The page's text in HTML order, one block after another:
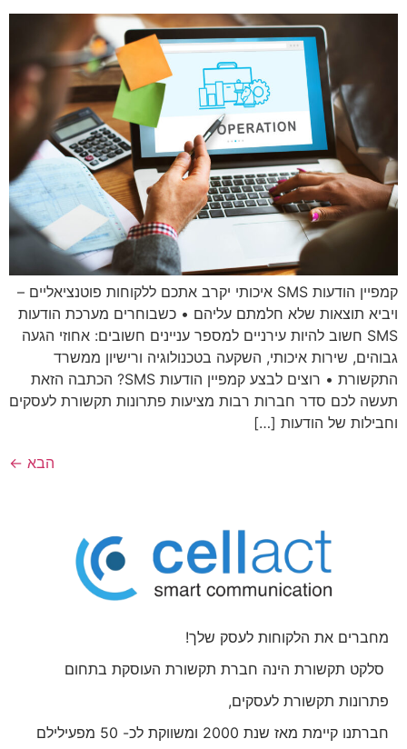
קמפיין הודעות SMS איכותי יקרב אתכם ללקוחות פוטנציאליים –
ויביא תוצאות שלא חלמתם עליהם • כשבוחרים מערכת הודעות
SMS חשוב להיות עירניים למספר עניינים חשובים: אחוזי הגעה
גבוהים, שירות איכותי, השקעה בטכנולוגיה ורישיון ממשרד
התקשורת • רוצים לבצע קמפיין הודעות SMS? הכתבה הזאת
תעשה לכם סדר חברות רבות מציעות פתרונות תקשורת לעסקים
וחבילות של הודעות […]
הבא ←
מחברים את הלקוחות לעסק שלך!
סלקט תקשורת הינה חברת תקשורת העוסקת בתחום
פתרונות תקשורת לעסקים,
חברתנו קיימת מאז שנת 2000 ומשווקת לכ- 50 מפעילילם